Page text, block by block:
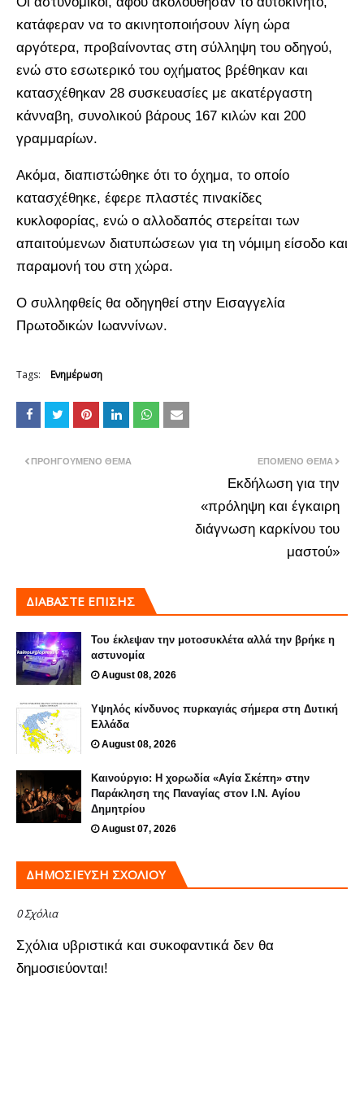
κατάφεραν να το ακινητοποιήσουν λίγη ώρα
αργότερα, προβαίνοντας στη σύλληψη του οδηγού,
ενώ στο εσωτερικό του οχήματος βρέθηκαν και
κατασχέθηκαν 28 συσκευασίες με ακατέργαστη
κάνναβη, συνολικού βάρους 167 κιλών και 200
γραμμαρίων.
Ακόμα, διαπιστώθηκε ότι το όχημα, το οποίο
κατασχέθηκε, έφερε πλαστές πινακίδες
κυκλοφορίας, ενώ ο αλλοδαπός στερείται των
απαιτούμενων διατυπώσεων για τη νόμιμη είσοδο και
παραμονή του στη χώρα.
Ο συλληφθείς θα οδηγηθεί στην Εισαγγελία
Πρωτοδικών Ιωαννίνων.
Tags: Ενημέρωση
ΕΠΌΜΕΝΟ ΘΈΜΑ
Εκδήλωση για την
«πρόληψη και έγκαιρη
διάγνωση καρκίνου του
μαστού»
ΠΡΟΗΓΟΎΜΕΝΟ ΘΈΜΑ
ΔΙΑΒΑΣΤΕ ΕΠΙΣΗΣ
Του έκλεψαν την μοτοσυκλέτα αλλά την βρήκε η
αστυνομία
August 08, 2026
Υψηλός κίνδυνος πυρκαγιάς σήμερα στη Δυτική
Ελλάδα
August 08, 2026
Καινούργιο: Η χορωδία «Αγία Σκέπη» στην
Παράκληση της Παναγίας στον Ι.Ν. Αγίου
Δημητρίου
August 07, 2026
ΔΗΜΟΣΊΕΥΣΗ ΣΧΟΛΊΟΥ
0 Σχόλια
Σχόλια υβριστικά και συκοφαντικά δεν θα
δημοσιεύονται!